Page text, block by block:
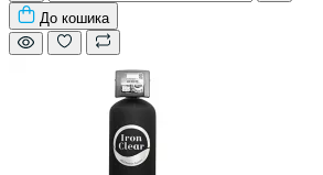
До кошика